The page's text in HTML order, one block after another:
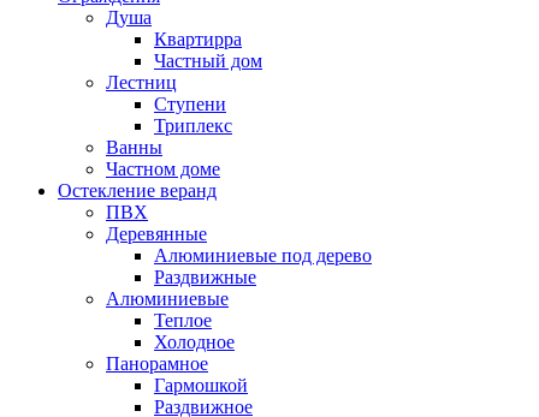
Душа
Квартирра
Частный дом
Лестниц
Ступени
Триплекс
Ванны
Частном доме
Остекление веранд
ПВХ
Деревянные
Алюминиевые под дерево
Раздвижные
Алюминиевые
Теплое
Холодное
Панорамное
Гармошкой
Раздвижное